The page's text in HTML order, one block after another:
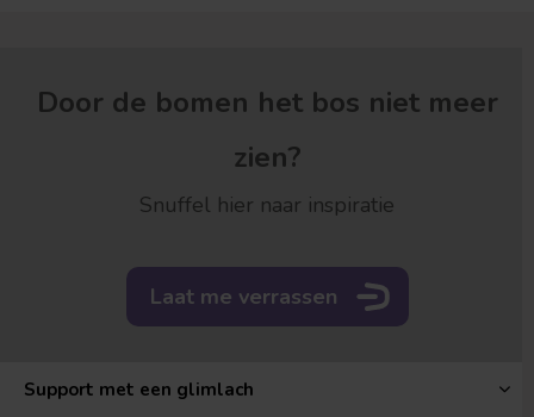
Door de bomen het bos niet meer
zien?
Snuffel hier naar inspiratie
Laat me verrassen
Support met een glimlach